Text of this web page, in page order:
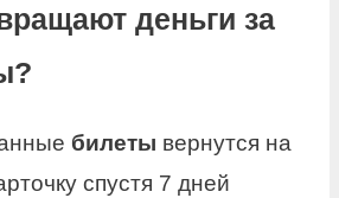
деньги за
билеты вернутся на
спустя 7 дней